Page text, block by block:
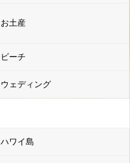
お土産
ビーチ
ウェディング
ハワイ島